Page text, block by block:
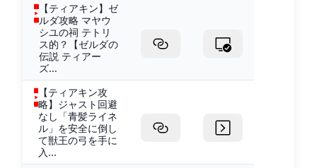
【ティアキン】ゼ
ルダ攻略 マヤウ
シユの祠 テトリ
ス的？【ゼルダの
伝説 ティアー
ズ...
【ティアキン攻
略】ジャスト回避
なし「青髪ライネ
ル」を安全に倒し
て獣王の弓を手に
入...